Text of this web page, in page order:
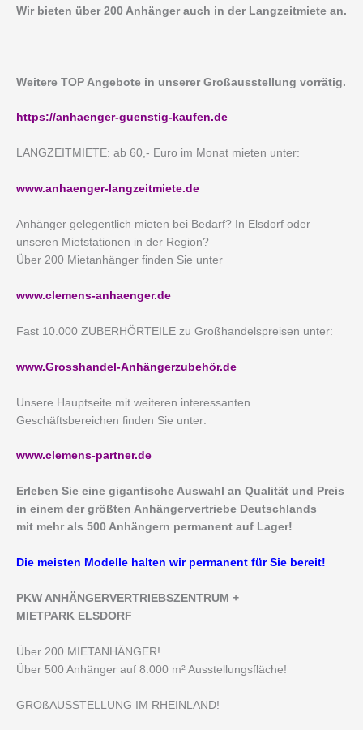
Wir bieten über 200 Anhänger auch in der Langzeitmiete an.
Weitere TOP Angebote in unserer Großausstellung vorrätig.
https://anhaenger-guenstig-kaufen.de
LANGZEITMIETE: ab 60,- Euro im Monat mieten unter:
www.anhaenger-langzeitmiete.de
Anhänger gelegentlich mieten bei Bedarf? In Elsdorf oder
unseren Mietstationen in der Region?
Über 200 Mietanhänger finden Sie unter
www.clemens-anhaenger.de
Fast 10.000 ZUBERHÖRTEILE zu Großhandelspreisen unter:
www.Grosshandel-Anhängerzubehör.de
Unsere Hauptseite mit weiteren interessanten
Geschäftsbereichen finden Sie unter:
www.clemens-partner.de
Erleben Sie eine gigantische Auswahl an Qualität und Preis
in einem der größten Anhängervertriebe Deutschlands
mit mehr als 500 Anhängern permanent auf Lager!
Die meisten Modelle halten wir permanent für Sie bereit!
PKW ANHÄNGERVERTRIEBSZENTRUM +
MIETPARK ELSDORF
Über 200 MIETANHÄNGER!
Über 500 Anhänger auf 8.000 m² Ausstellungsfläche!
GROßAUSSTELLUNG IM RHEINLAND!